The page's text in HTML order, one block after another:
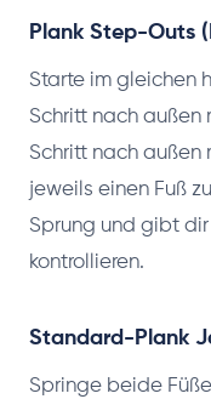
Plank Step-Outs
Starte im gleichen
Schritt nach außen
Schritt nach außen
jeweils einen Fuß
Sprung und gibt
kontrollieren.
Standard-Plank
Springe beide